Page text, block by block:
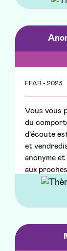
FFAB - 2023
Vous vous
du
d'écoute
et
anonyme
aux